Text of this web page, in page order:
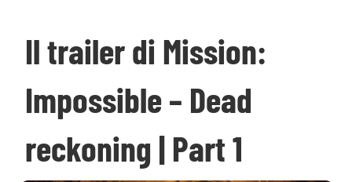
Il trailer di Mission:
Impossible – Dead
reckoning | Part 1